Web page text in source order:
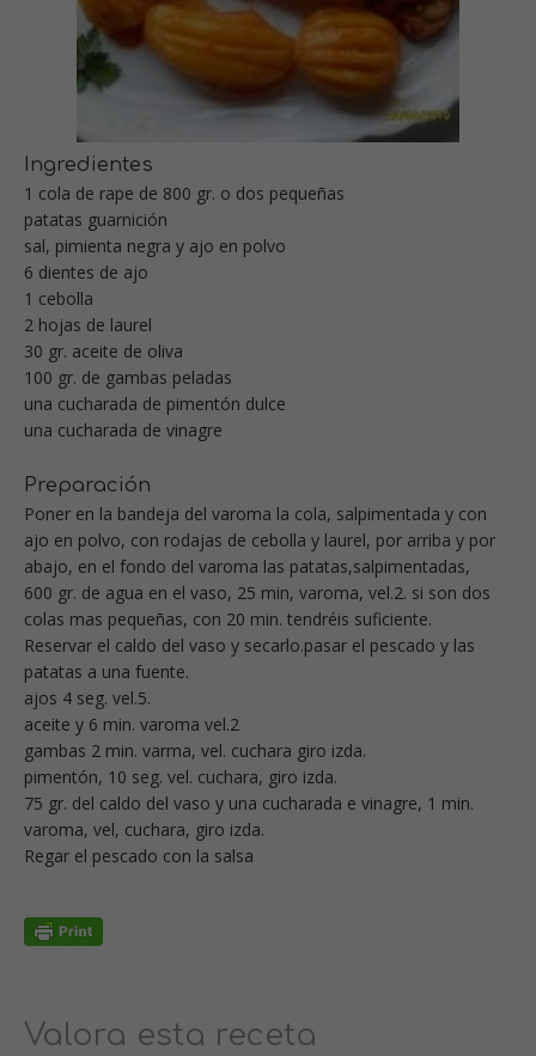
Ingredientes
1 cola de rape de 800 gr. o dos pequeñas
patatas guarnición
sal, pimienta negra y ajo en polvo
6 dientes de ajo
1 cebolla
2 hojas de laurel
30 gr. aceite de oliva
100 gr. de gambas peladas
una cucharada de pimentón dulce
una cucharada de vinagre
Preparación
Poner en la bandeja del varoma la cola, salpimentada y con
ajo en polvo, con rodajas de cebolla y laurel, por arriba y por
abajo, en el fondo del varoma las patatas,salpimentadas,
600 gr. de agua en el vaso, 25 min, varoma, vel.2. si son dos
colas mas pequeñas, con 20 min. tendréis suficiente.
Reservar el caldo del vaso y secarlo.pasar el pescado y las
patatas a una fuente.
ajos 4 seg. vel.5.
aceite y 6 min. varoma vel.2
gambas 2 min. varma, vel. cuchara giro izda.
pimentón, 10 seg. vel. cuchara, giro izda.
75 gr. del caldo del vaso y una cucharada e vinagre, 1 min.
varoma, vel, cuchara, giro izda.
Regar el pescado con la salsa
Valora esta receta